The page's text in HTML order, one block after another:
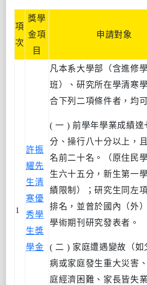
項
次
獎學
金項
目
申請對象
1
許振
耀先
生清
寒優
秀學
生獎
學金
凡本系大學部（含進修
班）、研究所在學清寒
合下列二項條件者，均
( 一 ) 前學年學業成績達
分、操行八十分以上，
名前二十名。（原住民
生六十五分，新生第一
績限制）；研究生同左
排名，並曾於國內（外
學術期刊研究發表者。
( 二 ) 家庭遭遇變故（如
病或家庭發生重大災害
庭經濟困難、家長皆失